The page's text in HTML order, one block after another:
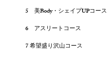
5 美Body・シェイプUPコース
6 アスリートコース
7 希望盛り沢山コース